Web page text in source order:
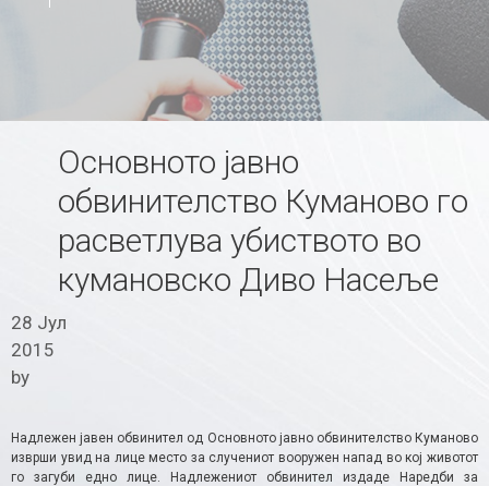
Основното јавно
обвинителство Куманово го
расветлува убиството во
кумановско Диво Насеље
28 Јул
2015
by
Надлежен јавен обвинител од Основното јавно обвинителство Куманово
изврши увид на лице место за случениот вооружен напад во кој животот
го загуби едно лице. Надлежениот обвинител издаде Наредби за